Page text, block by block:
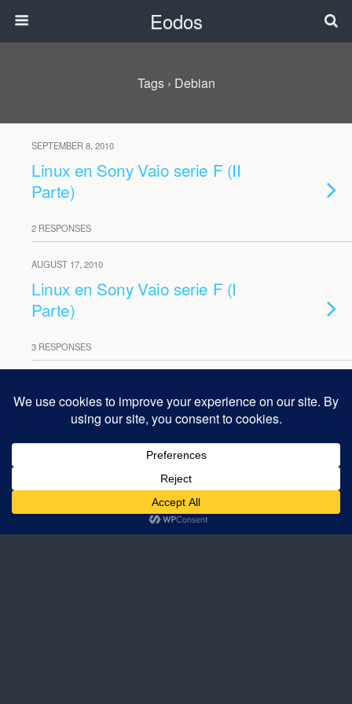
Eodos
Tags › Debian
SEPTEMBER 8, 2010
Linux en Sony Vaio serie F (II
Parte)
2 RESPONSES
AUGUST 17, 2010
Linux en Sony Vaio serie F (I
Parte)
3 RESPONSES
Back to top
Mobile Desktop